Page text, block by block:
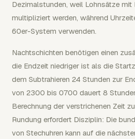
Dezimalstunden, weil Lohnsätze mit
multipliziert werden, während
60er-System verwenden.
Nachtschichten benötigen einen
die Endzeit niedriger ist als die
dem Subtrahieren 24 Stunden zur
von 2300 bis 0700 dauert 8
Berechnung der verstrichenen Zeit
Rundung erfordert Disziplin: Die
von Stechuhren kann auf die